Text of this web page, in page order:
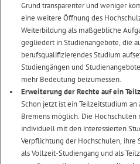
Grund transparenter und weniger
eine weitere Öffnung des
Weiterbildung als maßgebliche
gegliedert in Studienangebote, die
berufsqualifizierendes Studium
Studiengängen und
mehr Bedeutung beizumessen.
Erweiterung der Rechte auf ein
Schon jetzt ist ein Teilzeitstudium
Bremens möglich. Die
individuell mit den interessierten
Verpflichtung der Hochschulen,
als Vollzeit-Studiengang und als